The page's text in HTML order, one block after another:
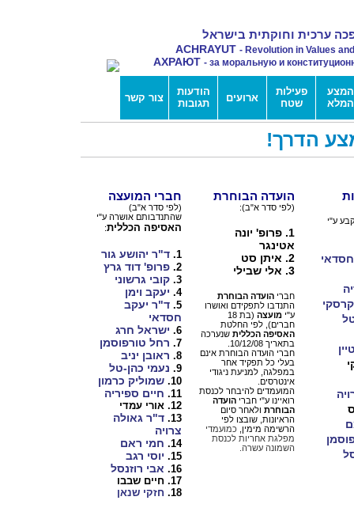
ערכית וחוקתית בישראל
ACHRAYUT - Revolution in Values
АХРАЮТ - за моральную и
המצע
המלא
פעילות
שטח
ארועים
הודעות
תגובות
צור קשר
הדרך!
הועדה הבוחרת
(לפי סדר א"ב):
1. פרופ' יונה
אטינגר
2. איתן סט
3. אלי שבילי
חבריהועדה הבוחרת
התנדבו לתפקידם ואושרו
ע"ימועצה
(בת 18
חברים), לפי החלטת
האסיפה הכללית שנערכה
בתאריך 10/12/08.
חברי הועדה הבוחרת אינם
בעלי כל תפקיד אחר
במפלגה, למניעת ניגודי
אינטרסים.
המועמדים להיבחר לכנסת
רואיינו ע"י חבריהועדה
הבוחרת ולאחר סיום
הראיונות, שובצו לפי
הרשימה מימין, כמועמדי
מפלגת אחריות לכנסת
השמונה עשרה.
חברי המועצה
(לפי סדר א"ב)
שהתנדבותם אושרה ע"י
האסיפה הכללית:
1. ד"ר יהושע גור
2. פרופ' דוד גרץ
3. קובי גרשוני
4. יעקב וימן
5. ד"ר יעקב
חסדאי
6. ישראל חרג
7. רחל טורפוסמן
8. ראובן יניב
9. נעמי כהן-טל
10. שמוליק כרמון
11. חיים ספיריה
12. אורי עמדי
13. ד"ר גאולה
צרויה
14. חמי ראם
15. יוסי רגב
16. אבי רוזנסל
17. חיים שבבו
18. חזקי שנאן